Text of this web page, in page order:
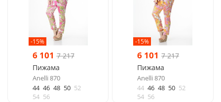
-15%
6 101 7 217
Пижама
Anelli 870
44 46 48 50 52
54 56
-15%
6 101 7 217
Пижама
Anelli 870
44 46 48 50 52
54 56